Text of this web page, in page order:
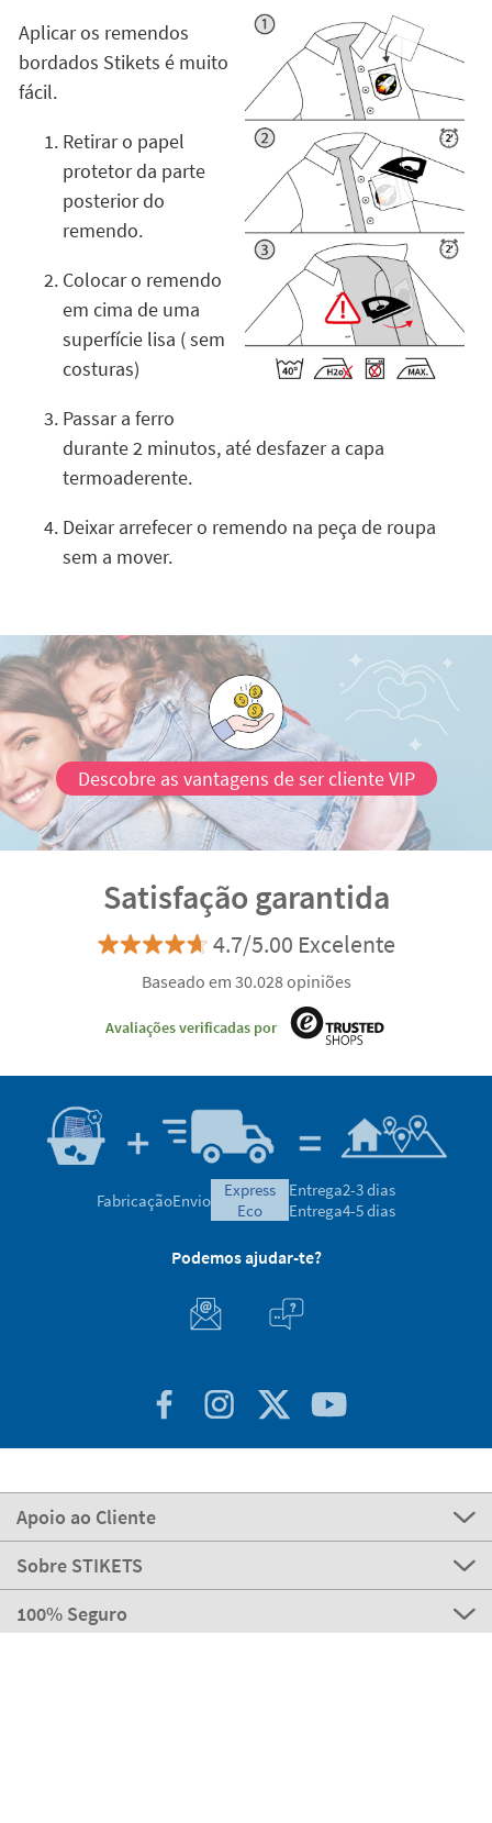
Aplicar os remendos
bordados Stikets é muito
fácil.
Retirar o papel
protetor da parte
posterior do
remendo.
Colocar o remendo
em cima de uma
superfície lisa ( sem
costuras)
Passar a ferro
durante 2 minutos, até desfazer a capa
termoaderente.
Deixar arrefecer o remendo na peça de roupa
sem a mover.
Descobre as vantagens de ser cliente VIP
Satisfação garantida
4.7/5.00 Excelente
Baseado em 30.028 opiniões
Avaliações verificadas por
FabricaçãoEnvio
express
eco
Entrega2-3 dias
Entrega4-5 dias
Podemos ajudar-te?
Apoio ao Cliente
Sobre STIKETS
100% Seguro